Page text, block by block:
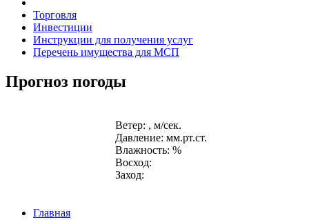
Торговля
Инвестиции
Инструкции для получения услуг
Перечень имущества для МСП
Прогноз погоды
Ветер: , м/сек.
Давление: мм.рт.ст.
Влажность: %
Восход:
Заход:
Главная